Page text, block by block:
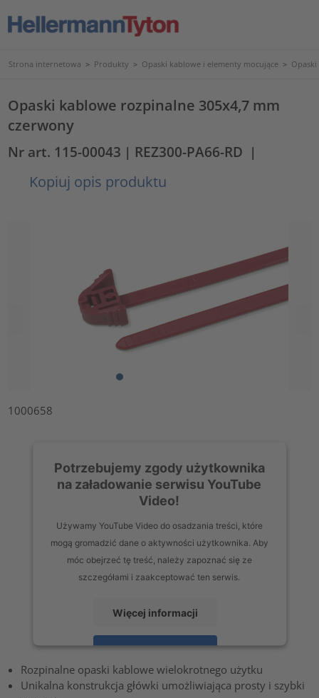
Strona internetowa > Produkty > Opaski kablowe i elementy mocujące >
Opaski kablowe rozpinalne 305x4,7 mm
czerwony
Nr art. 115-00043 | REZ300-PA66-RD |
Kopiuj opis produktu
1000658
Potrzebujemy zgody użytkownika
na załadowanie serwisu YouTube
Video!
Używamy YouTube Video do osadzania treści, które
mogą gromadzić dane o aktywności użytkownika. Aby
móc obejrzeć tę treść, należy zapoznać się ze
szczegółami i zaakceptować ten serwis.
Więcej informacji
Zaakceptuj
powered byUsercentrics Consent Management Platform
Rozpinalne opaski kablowe wielokrotnego użytku
Unikalna konstrukcja główki umożliwiająca prosty i szybki